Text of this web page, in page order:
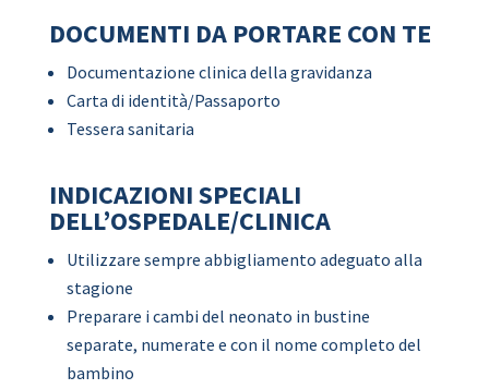
DOCUMENTI DA PORTARE CON TE
Documentazione clinica della gravidanza
Carta di identità/Passaporto
Tessera sanitaria
INDICAZIONI SPECIALI
DELL’OSPEDALE/CLINICA
Utilizzare sempre abbigliamento adeguato alla
stagione
Preparare i cambi del neonato in bustine
separate, numerate e con il nome completo del
bambino